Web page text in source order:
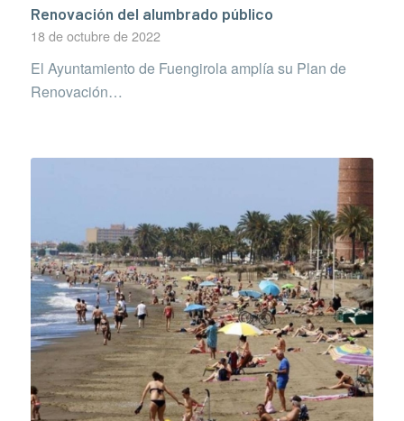
Renovación del alumbrado público
18 de octubre de 2022
El Ayuntamiento de Fuengirola amplía su Plan de
Renovación…